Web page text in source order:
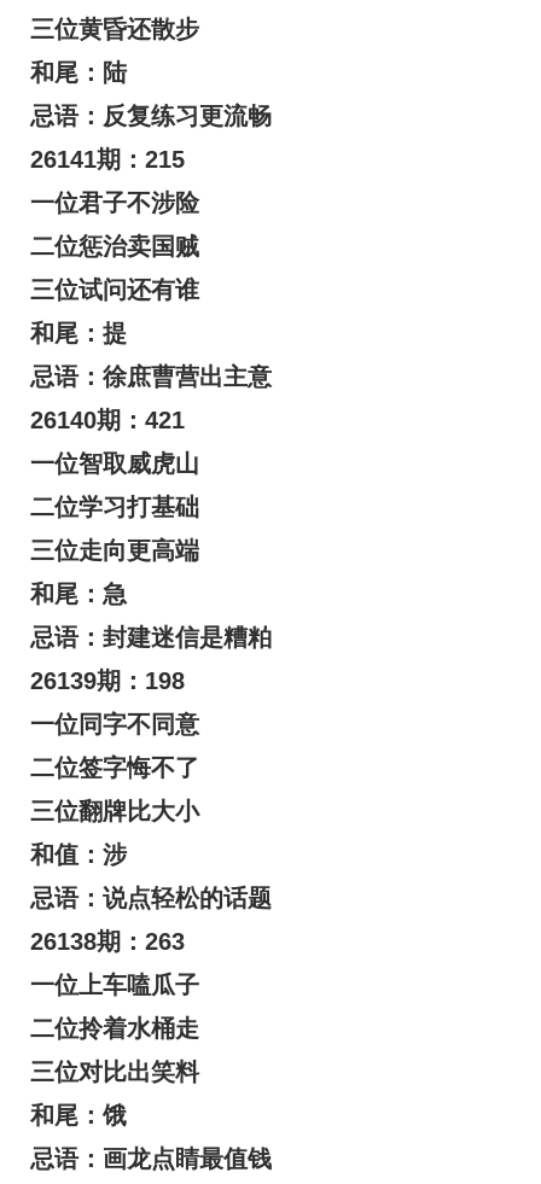
三位黄昏还散步
和尾：陆
忌语：反复练习更流畅
26141期：215
一位君子不涉险
二位惩治卖国贼
三位试问还有谁
和尾：提
忌语：徐庶曹营出主意
26140期：421
一位智取威虎山
二位学习打基础
三位走向更高端
和尾：急
忌语：封建迷信是糟粕
26139期：198
一位同字不同意
二位签字悔不了
三位翻牌比大小
和值：涉
忌语：说点轻松的话题
26138期：263
一位上车嗑瓜子
二位拎着水桶走
三位对比出笑料
和尾：饿
忌语：画龙点睛最值钱